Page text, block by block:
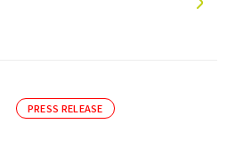
PRESS RELEASE